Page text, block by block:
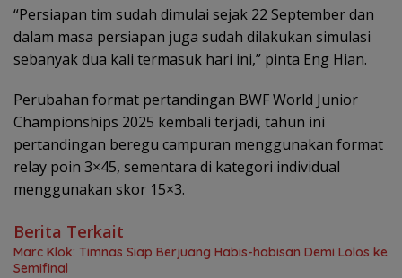
“Persiapan tim sudah dimulai sejak 22 September dan
dalam masa persiapan juga sudah dilakukan simulasi
sebanyak dua kali termasuk hari ini,” pinta Eng Hian.
Perubahan format pertandingan BWF World Junior
Championships 2025 kembali terjadi, tahun ini
pertandingan beregu campuran menggunakan format
relay poin 3×45, sementara di kategori individual
menggunakan skor 15×3.
Berita Terkait
Marc Klok: Timnas Siap Berjuang Habis-habisan Demi Lolos ke
Semifinal